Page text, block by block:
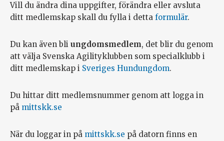
Vill du ändra dina uppgifter, förändra eller avsluta
ditt medlemskap skall du fylla i detta formulär.
Du kan även bli ungdomsmedlem, det blir du genom
att välja Svenska Agilityklubben som specialklubb i
ditt medlemskap i Sveriges Hundungdom.
Du hittar ditt medlemsnummer genom att logga in
på mittskk.se
När du loggar in på mittskk.se på datorn finns en